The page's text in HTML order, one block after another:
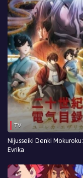
TV
Nijusseiki Denki
Evrika